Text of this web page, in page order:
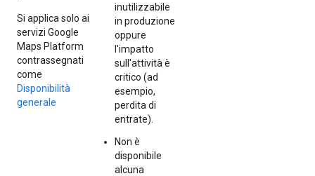
Si applica solo ai
servizi Google
Maps Platform
contrassegnati
come
Disponibilità
generale
inutilizzabile
in produzione
oppure
l'impatto
sull'attività è
critico (ad
esempio,
perdita di
entrate).
Non è
disponibile
alcuna